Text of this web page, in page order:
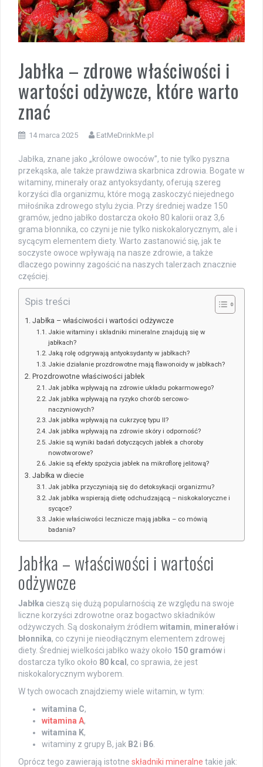
Jabłka – zdrowe właściwości i
wartości odżywcze, które warto
znać
14 marca 2025 EatMeDrinkMe.pl
Jabłka, znane jako „królowe owoców”, to nie tylko pyszna
przekąska, ale także prawdziwa skarbnica zdrowia. Bogate w
witaminy, minerały oraz antyoksydanty, oferują szereg
korzyści dla organizmu, które mogą zaskoczyć niejednego
miłośnika zdrowego stylu życia. Przy średniej wadze 150
gramów, jedno jabłko dostarcza około 80 kalorii oraz 3,6
grama błonnika, co czyni je nie tylko niskokalorycznym, ale i
sycącym elementem diety. Warto zastanowić się, jak te
soczyste owoce wpływają na nasze zdrowie, a także
dlaczego powinny zagościć na naszych talerzach znacznie
częściej.
Spis treści
Jabłka – właściwości i wartości odżywcze
Jakie witaminy i składniki mineralne znajdują się w
jabłkach?
Jaką rolę odgrywają antyoksydanty w jabłkach?
Jakie działanie prozdrowotne mają flawonoidy w jabłkach?
Prozdrowotne właściwości jabłek
Jak jabłka wpływają na zdrowie układu pokarmowego?
Jak jabłka wpływają na ryzyko chorób sercowo-
naczyniowych?
Jak jabłka wpływają na cukrzycę typu II?
Jak jabłka wpływają na zdrowie skóry i odporność?
Jakie są wyniki badań dotyczących jabłek a choroby
nowotworowe?
Jakie są efekty spożycia jabłek na mikroflorę jelitową?
Jabłka w diecie
Jak jabłka przyczyniają się do detoksykacji organizmu?
Jak jabłka wspierają dietę odchudzającą – niskokaloryczne i
sycące?
Jakie właściwości lecznicze mają jabłka – co mówią
badania?
Jabłka – właściwości i wartości
odżywcze
Jabłka cieszą się dużą popularnością ze względu na swoje
liczne korzyści zdrowotne oraz bogactwo składników
odżywczych. Są doskonałym źródłem witamin, minerałów i
błonnika, co czyni je nieodłącznym elementem zdrowej
diety. Średniej wielkości jabłko waży około 150 gramów i
dostarcza tylko około 80 kcal , co sprawia, że jest
niskokalorycznym wyborem.
W tych owocach znajdziemy wiele witamin, w tym:
witamina C,
witamina A,
witamina K,
witaminy z grupy B, jak B2 i B6.
Oprócz tego zawierają istotne składniki mineralne takie jak: